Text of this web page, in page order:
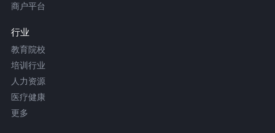
商户平台
行业
教育院校
培训行业
人力资源
医疗健康
更多